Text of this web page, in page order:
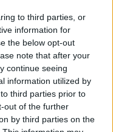
to third parties, or
information for
the below opt-out
note that after your
continue seeing
information utilized by
third parties prior to
out of the further
by third parties on the
valami
miatt
feleszmélnél,
szeleteli
apró
-- ordítod. Majd